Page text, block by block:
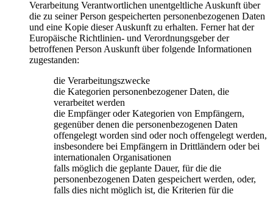
Verarbeitung Verantwortlichen unentgeltliche Auskunft über
die zu seiner Person gespeicherten personenbezogenen Daten
und eine Kopie dieser Auskunft zu erhalten. Ferner hat der
Europäische Richtlinien- und Verordnungsgeber der
betroffenen Person Auskunft über folgende Informationen
zugestanden:
die Verarbeitungszwecke
die Kategorien personenbezogener Daten, die
verarbeitet werden
die Empfänger oder Kategorien von Empfängern,
gegenüber denen die personenbezogenen Daten
offengelegt worden sind oder noch offengelegt werden,
insbesondere bei Empfängern in Drittländern oder bei
internationalen Organisationen
falls möglich die geplante Dauer, für die die
personenbezogenen Daten gespeichert werden, oder,
falls dies nicht möglich ist, die Kriterien für die